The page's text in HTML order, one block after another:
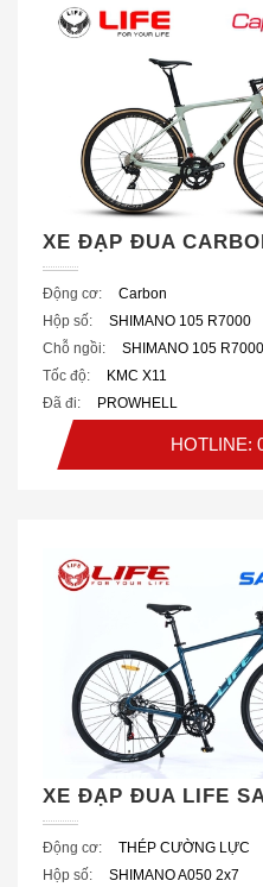
XE ĐẠP ĐUA
Động cơ:
Carbon
Hộp số:
SHIMANO 105 R7000
Chỗ ngồi:
SHIMANO 105 R7000
Tốc độ:
KMC X11
Đã đi:
PROWHELL
HOTLINE:
XE ĐẠP ĐUA LIFE
Động cơ:
THÉP CƯỜNG LỰC
Hộp số:
SHIMANO A050 2x7